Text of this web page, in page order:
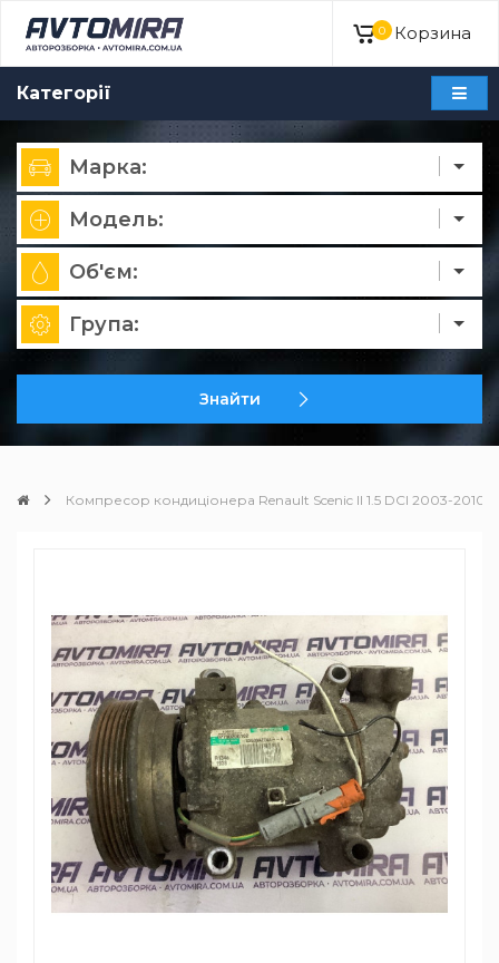
0 Корзина
Категорії
Марка:
Модель:
Об'єм:
Група:
Знайти
Компресор кондиціонера Renault Scenic II 1.5 DCI 2003-2010